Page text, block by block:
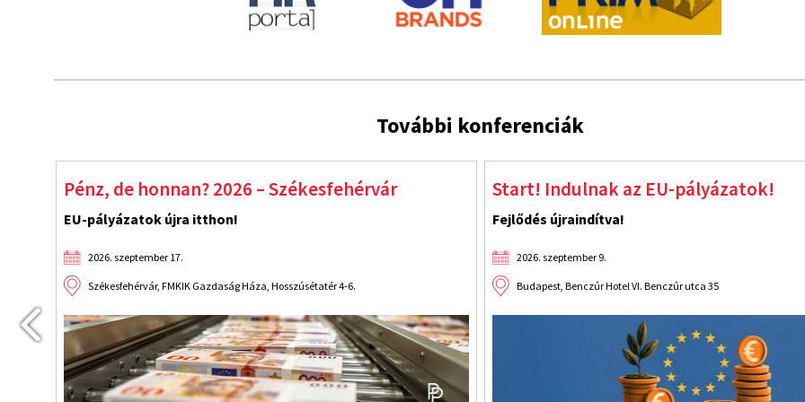
További konferenciák
– Székesfehérvár
Hosszúsétatér 4-6.
Start! Indulnak az EU-pályázatok!
Budapest, Benczúr Hotel VI. Benczúr utca 35